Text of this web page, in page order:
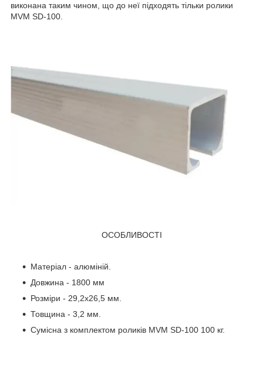
виконана таким чином, що до неї підходять тільки ролики
MVM SD-100.
ОСОБЛИВОСТІ
Матеріал - алюміній.
Довжина - 1800 мм
Розміри - 29,2x26,5 мм.
Товщина - 3,2 мм.
Сумісна з комплектом роликів MVM SD-100 100 кг.